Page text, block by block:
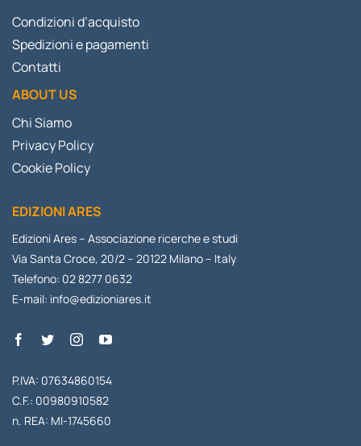
Condizioni d’acquisto
Spedizioni e pagamenti
Contatti
ABOUT US
Chi Siamo
Privacy Policy
Cookie Policy
EDIZIONI ARES
Edizioni Ares – Associazione ricerche e studi
Via Santa Croce, 20/2 – 20122 Milano – Italy
Telefono: 02 8277 0632
E-mail: info@edizioniares.it
P.IVA: 07634860154
C.F.: 00980910582
n. REA: MI-1745660